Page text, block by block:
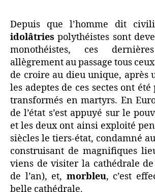
Depuis que l’homme dit
idolâtries polythéistes sont
monothéistes, ces
allègrement au passage tous
de croire au dieu unique, après
les adeptes de ces sectes ont été
transformés en martyrs. En
de l’état s’est appuyé sur le
et les deux ont ainsi exploité
siècles le tiers-état, condamné
construisant de magnifiques
viens de visiter la cathédrale
de l’an), et, morbleu, c’est
belle cathédrale.